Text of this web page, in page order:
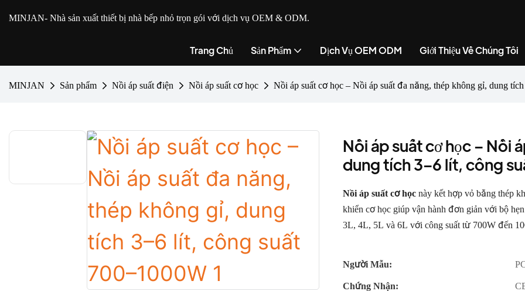
MINJAN- Nhà sản xuất thiết bị nhà bếp nhỏ trọn gói với dịch vụ OEM & ODM.
Trang Chủ Sản Phẩm Dịch Vụ OEM ODM Giới Thiệu Về Chúng Tôi
MINJAN Sản phẩm Nồi áp suất điện Nồi áp suất cơ học Nồi áp suất cơ học – Nồi áp suất đa năng, thép không gỉ, dung
Nồi áp suất cơ học – Nồi
dung tích 3–6 lít, công
Nồi áp suất cơ học này kết hợp vỏ bằng thép
khiển cơ học giúp vận hành đơn giản với bộ
3L, 4L, 5L và 6L với công suất từ ​​700W đến
Người Mẫu:
Chứng Nhận: